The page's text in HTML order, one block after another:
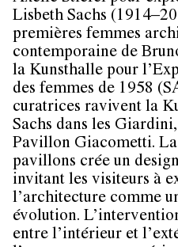
Lisbeth Sachs
premières femmes
contemporaine de
la Kunsthalle pour
des femmes de 1958
curatrices ravivent la
Sachs dans les
Pavillon Giacometti.
pavillons crée un
invitant les visiteurs à
l’architecture comme
évolution.
entre l’intérieur et